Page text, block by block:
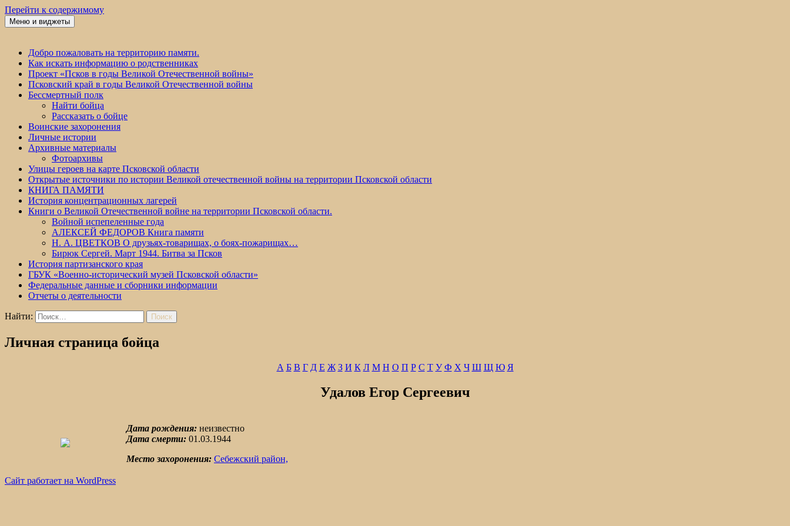
Перейти к содержимому
Победа 60
Меню и виджеты
Добро пожаловать на территорию памяти.
Как искать информацию о родственниках
Проект «Псков в годы Великой Отечественной войны»
Псковский край в годы Великой Отечественной войны
Бессмертный полк
Найти бойца
Рассказать о бойце
Воинские захоронения
Личные истории
Архивные материалы
Фотоархивы
Улицы героев на карте Псковской области
Открытые источники по истории Великой отечественной войны на территории Псковской области
КНИГА ПАМЯТИ
История концентрационных лагерей
Книги о Великой Отечественной войне на территории Псковской области.
Войной испепеленные года
АЛЕКСЕЙ ФЕДОРОВ Книга памяти
Н. А. ЦВЕТКОВ О друзьях-товарищах, о боях-пожарищах…
Бирюк Сергей. Март 1944. Битва за Псков
История партизанского края
ГБУК «Военно-исторический музей Псковской области»
Федеральные данные и сборники информации
Отчеты о деятельности
Найти:
Личная страница бойца
А Б В Г Д Е Ж З И К Л М Н О П Р С Т У Ф Х Ч Ш Щ Ю Я
Удалов Егор Сергеевич
Дата рождения: неизвестно
Дата смерти: 01.03.1944
Место захоронения: Себежский район,
Сайт работает на WordPress